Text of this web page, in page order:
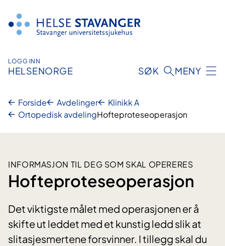
innhold
LOGG INN
HELSENORGE SØK MENY
Forside Avdelinger
Klinikk A
Ortopedisk avdelingHofteproteseoperasjon
INFORMASJON TIL DEG SOM SKAL OPERERES
Hofteproteseoperasjon
Det viktigste målet med operasjonen er å
skifte ut leddet med et kunstig ledd slik at
slitasjesmertene forsvinner. I tillegg skal du